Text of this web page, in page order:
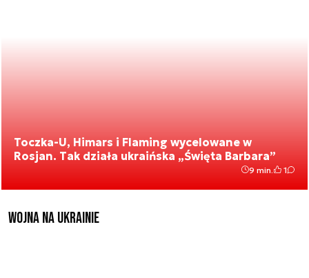
Toczka-U, Himars i Flaming wycelowane w
Rosjan. Tak działa ukraińska „Święta Barbara”
9 min. 1
Wojna na Ukrainie